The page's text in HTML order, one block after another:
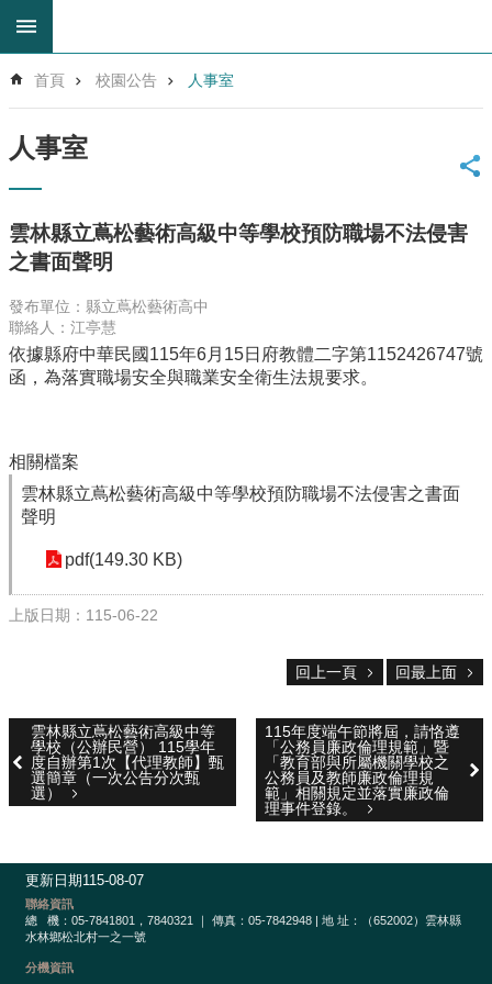
跳到主要內容區塊
階
搜
首
頁
網
站
覽
雲
林
網
校
網
台
告
主
選
單
識
本
校
行
首頁 校園公告 人事室
人事室
雲林縣立蔦松藝術高級中等學校預防職場不法侵害
之書面聲明
發布單位：縣立蔦松藝術高中
聯絡人：江亭慧
依據縣府中華民國115年6月15日府教體二字第1152426747號
函，為落實職場安全與職業安全衛生法規要求。
相關檔案
雲林縣立蔦松藝術高級中等學校預防職場不法侵害之書面
聲明
pdf(149.30 KB)
上版日期：115-06-22
回上一頁 回最上面
雲林縣立蔦松藝術高級中等
學校（公辦民營） 115學年
度自辦第1次【代理教師】甄
選簡章（一次公告分次甄
選）
115年度端午節將屆，請恪遵
「公務員廉政倫理規範」暨
「教育部與所屬機關學校之
公務員及教師廉政倫理規
範」相關規定並落實廉政倫
理事件登錄。
更新日期115-08-07
聯絡資訊
總
機：05-7841801，7840321 ｜ 傳真：05-7842948 | 地 址：（652002）雲林縣
水林鄉松北村一之一號
分機資訊